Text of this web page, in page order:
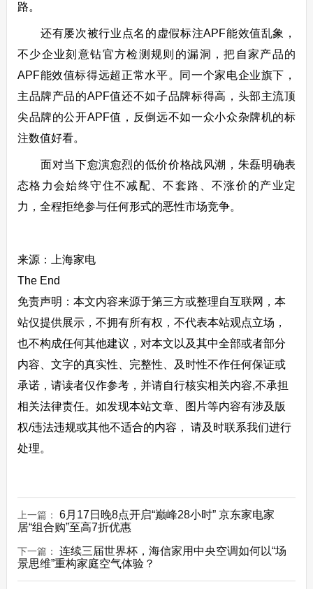
路。
还有屡次被行业点名的虚假标注APF能效值乱象，
不少企业刻意钻官方检测规则的漏洞，把自家产品的
APF能效值标得远超正常水平。同一个家电企业旗下，
主品牌产品的APF值还不如子品牌标得高，头部主流顶
尖品牌的公开APF值，反倒远不如一众小众杂牌机的标
注数值好看。
面对当下愈演愈烈的低价价格战风潮，朱磊明确表
态格力会始终守住不减配、不套路、不涨价的产业定
力，全程拒绝参与任何形式的恶性市场竞争。
来源：上海家电
The End
免责声明：本文内容来源于第三方或整理自互联网，本
站仅提供展示，不拥有所有权，不代表本站观点立场，
也不构成任何其他建议，对本文以及其中全部或者部分
内容、文字的真实性、完整性、及时性不作任何保证或
承诺，请读者仅作参考，并请自行核实相关内容,不承担
相关法律责任。如发现本站文章、图片等内容有涉及版
权/违法违规或其他不适合的内容， 请及时联系我们进行
处理。
上一篇： 6月17日晚8点开启“巅峰28小时” 京东家电家
居“组合购”至高7折优惠
下一篇： 连续三届世界杯，海信家用中央空调如何以“场
景思维”重构家庭空气体验？